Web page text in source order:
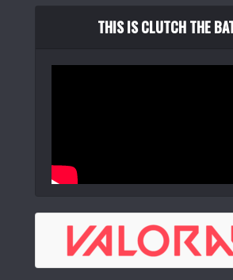
THIS IS CLUTCH THE